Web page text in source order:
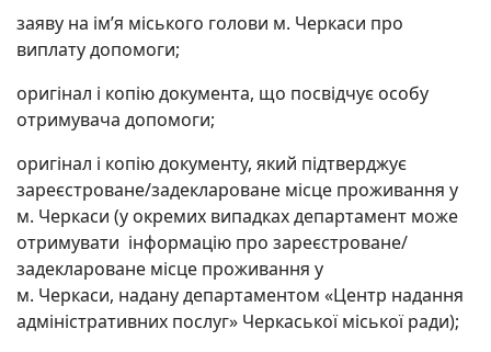
заяву на ім’я міського голови м. Черкаси про
виплату допомоги;
оригінал і копію документа, що посвідчує особу
отримувача допомоги;
оригінал і копію документу, який підтверджує
зареєстроване/задеклароване місце проживання у
м. Черкаси (у окремих випадках департамент може
отримувати інформацію про зареєстроване/
задеклароване місце проживання у
м. Черкаси, надану департаментом «Центр надання
адміністративних послуг» Черкаської міської ради);